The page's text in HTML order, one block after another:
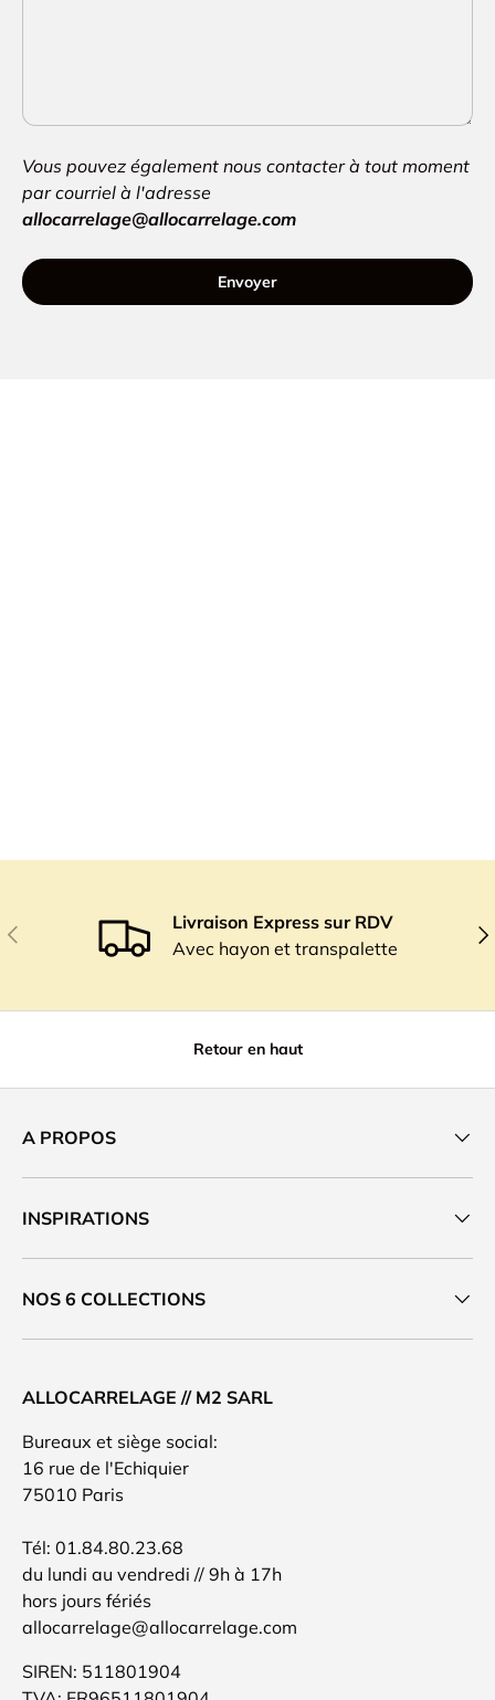
Vous pouvez également nous contacter à tout moment
par courriel à l'adresse
allocarrelage@allocarrelage.com
Envoyer
Précédent
Livraison Express sur RDV
Avec hayon et transpalette
Retour en haut
A PROPOS
INSPIRATIONS
NOS 6 COLLECTIONS
ALLOCARRELAGE // M2 SARL
Bureaux et siège social:
16 rue de l'Echiquier
75010 Paris
Tél: 01.84.80.23.68
du lundi au vendredi // 9h à 17h
hors jours fériés
allocarrelage@allocarrelage.com
SIREN: 511801904